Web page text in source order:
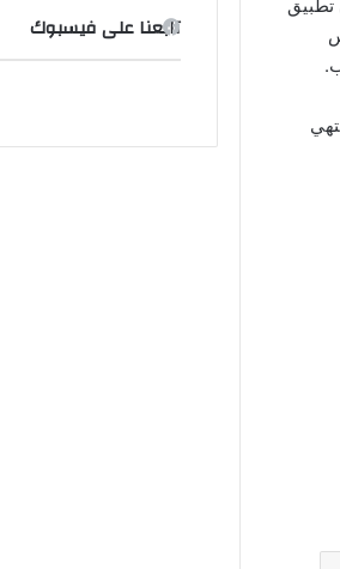
تطبيق
الإيقاف، خسر أمام بلجيكا بنتيجة 4-1، لتنتهي
تابعنا على فيسبوك